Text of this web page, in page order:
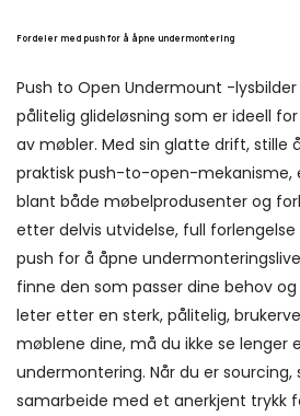
Fordeler med push for å åpne undermontering
Push to Open Undermount -lysbilder
pålitelig glideløsning som er ideell
av møbler. Med sin glatte drift, stille
praktisk push-to-open-
blant både møbelprodusenter og
etter delvis utvidelse, full
push for å åpne
finne den som passer dine behov
leter etter en sterk, pålitelig,
møblene dine, må du ikke se lenger
undermontering. Når du er sourcing,
samarbeide med et anerkjent trykk